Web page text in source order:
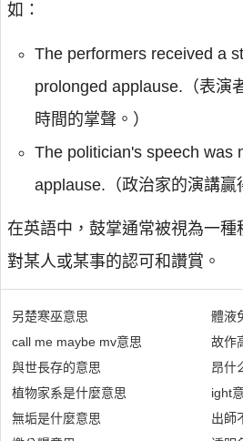
如：
The performers received a
prolonged applause.（表演
時間的掌聲。）
The politician's speech was
applause.（政治家的演講贏
在英語中，鼓掌通常被視為一
對某人或某事的認可和讚賞。
另楚寒巫意思
call me maybe mv意思
與世長存的意思
植物家系是什麼意思
無垢是什麼意思
體液
故作
昂什
ight
出師